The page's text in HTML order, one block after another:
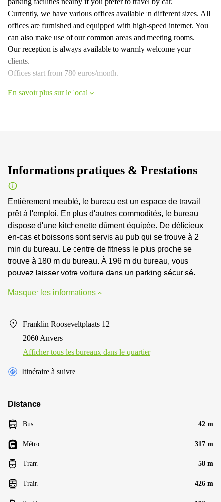
parking facilities nearby if you prefer to travel by car.
Currently, we have various offices available in different sizes. All
offices are furnished and equipped with high-speed internet. You
can also make use of our common areas and meeting rooms.
Our reception is always available to warmly welcome your
clients.
Offices start from 780 euros/month.
En savoir plus sur le local
Informations pratiques & Prestations
Entièrement meublé, le bureau est un espace de travail
prêt à l'emploi. En plus d'autres commodités, le bureau
dispose d'une kitchenette dûment équipée. De délicieux
en-cas et boissons sont servis au pub qui se trouve à 2
min du bureau. Le centre de fitness le plus proche se
trouve à 180 m du bureau. À 196 m du bureau, vous
pouvez laisser votre voiture dans un parking sécurisé.
Masquer les informations
Franklin Rooseveltplaats 12
2060 Anvers
Afficher tous les bureaux dans le quartier
Itinéraire à suivre
Distance
Bus 42 m
Métro 317 m
Tram 58 m
Train 426 m